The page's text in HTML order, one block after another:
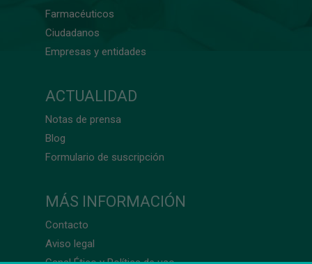
Farmacéuticos
Ciudadanos
Empresas y entidades
ACTUALIDAD
Notas de prensa
Blog
Formulario de suscripción
MÁS INFORMACIÓN
Contacto
Aviso legal